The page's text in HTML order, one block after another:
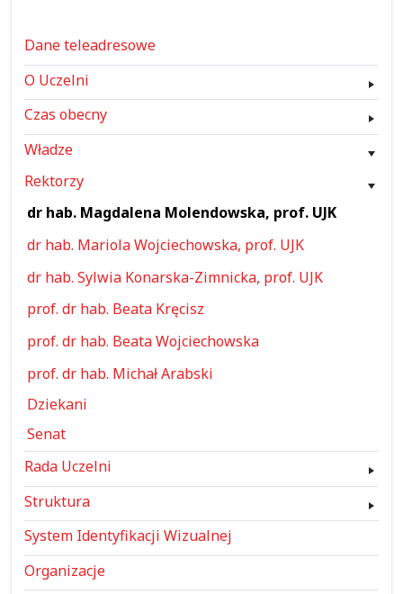
Dane teleadresowe
O Uczelni
Czas obecny
Władze
Rektorzy
dr hab. Magdalena Molendowska, prof. UJK
dr hab. Mariola Wojciechowska, prof. UJK
dr hab. Sylwia Konarska-Zimnicka, prof. UJK
prof. dr hab. Beata Kręcisz
prof. dr hab. Beata Wojciechowska
prof. dr hab. Michał Arabski
Dziekani
Senat
Rada Uczelni
Struktura
System Identyfikacji Wizualnej
Organizacje